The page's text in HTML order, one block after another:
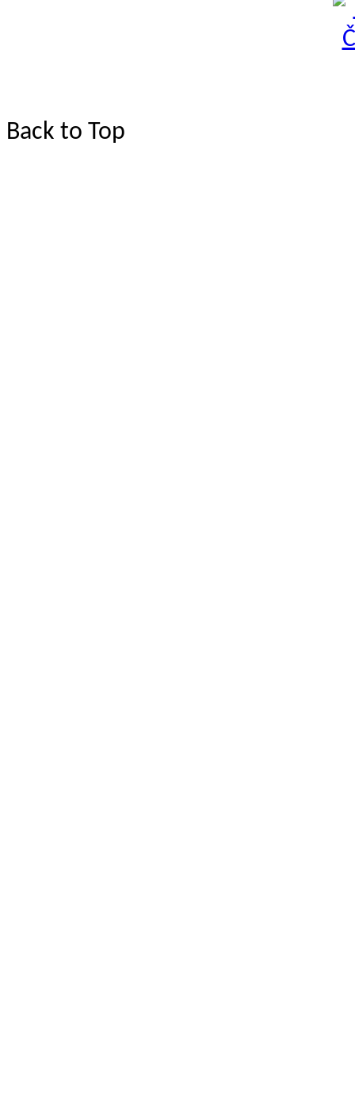
Back to Top